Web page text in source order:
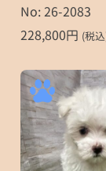
No: 26-2083
228,800円 (税